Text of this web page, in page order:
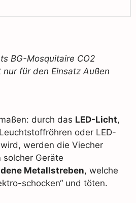
BG-Mosquitaire CO2
für den Einsatz Außen
durch das LED-Licht,
oder LED-
werden die Viecher
solcher Geräte
Metallstreben, welche
schocken“ und töten.